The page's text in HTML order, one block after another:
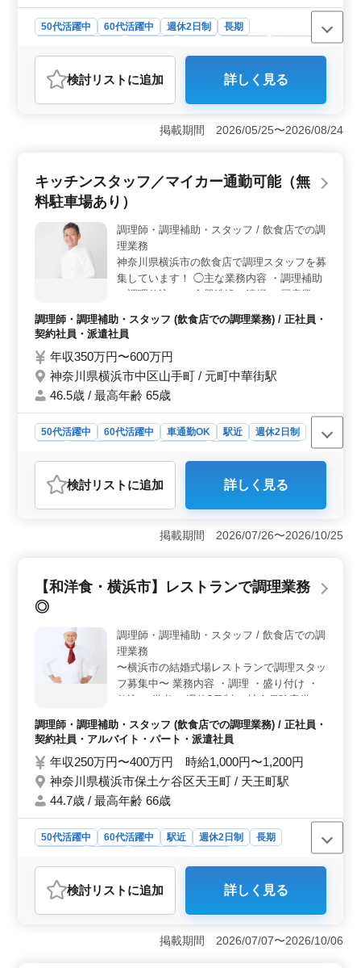
さい。
50代活躍中 60代活躍中 週休2日制
長期
派遣社員
調理師・調理補助・スタッフ
おすすめポイント
＜週休2日制＞ 中華レストランでの調理スタッフ募集！
週休2日制で、残業も少なめです。ワークライフバランス
を重視し、ゆとりのある勤務が可能です。 ＜ベテラ
ある方も歓迎。ベテランスタッフと共に活躍できま
す。 ＜多彩な業務内容と福利厚生＞ 調理、盛り付
など多彩な業務があります。社会保険完備で安心。勤務
時間も相談可能。
検討リスト に追加 詳しく見る
掲載期間 2026/05/25〜2026/08/24
キッチンスタッフ／マイカー通勤可能（無
料駐車場あり）
調理師・調理補助・スタッフ / 飲食店での調
理業務
神奈川県横浜市の飲食店で調理スタッフを募
集しています！ ◯主な業務内容 ・調理補助
・調理仕込み ・食器洗浄、清掃 ・厨房業務
＊週休2日シフト制 ＊マイカー通勤可能（無
料駐車場あり） ＊福利厚生完備 調理師資格
お持ちの方、調理師経験20年以上の方は条
件面優遇します！ 培ってきた経験・スキル
を若手に伝えていきませんか？
調理師・調理補助・スタッフ (飲食店での調理業務) / 正社員・
契約社員・派遣社員
年収350万円〜600万円
神奈川県横浜市中区山手町 / 元町中華街駅
46.5歳 / 最高年齢 65歳
50代活躍中 60代活躍中 車通勤OK 駅近
週休2日制
調理師・調理補助・スタッフ
おすすめポイント
＜経験とスキルの活用＞ この求人では、調理師資格や
20年以上の調理経験を持つ方が優遇されます。特に、経
験豊富な方が若手にスキルを伝授できる環境が整ってい
日制のシフト制で、プライベートと仕事のバランスを取
りやすいです。残業もなく、規則的な生活が送れます。
いますので、通勤の負担も軽減されます。 ＜充実し
た福利厚生＞ 年収は350万円〜600万円と、経験やスキ
ルに応じた高収入が期待できます。通勤手当や各種社会
保険も完備されており、安定した生活を支える福利厚生
が充実しています。長期的に働ける安心の環境です。
検討リスト に追加 詳しく見る
掲載期間 2026/07/26〜2026/10/25
【和洋食・横浜市】レストランで調理業務
◎
調理師・調理補助・スタッフ / 飲食店での調
理業務
〜横浜市の結婚式場レストランで調理スタッ
フ募集中〜 業務内容 ・調理 ・盛り付け ・
仕込み 備考 ・週休2日制 ・社会保険完備 ・
50代、60代の採用実績あり ・駅近 ご応募お
待ちしております☆
調理師・調理補助・スタッフ (飲食店での調理業務) / 正社員・
契約社員・アルバイト・パート・派遣社員
年収250万円〜400万円 時給1,000円〜1,200円
神奈川県横浜市保土ケ谷区天王町 / 天王町駅
44.7歳 / 最高年齢 66歳
50代活躍中 60代活躍中 駅近 週休2日制
長期
調理師・調理補助・スタッフ
おすすめポイント
＜多様な雇用形態＞ この求人は正社員からパート、派
遣まで多様な雇用形態を提供しており、ライフスタイル
に合わせた働き方が選択できます。長期での勤務を希望
検討リスト に追加 詳しく見る
掲載期間 2026/07/07〜2026/10/06